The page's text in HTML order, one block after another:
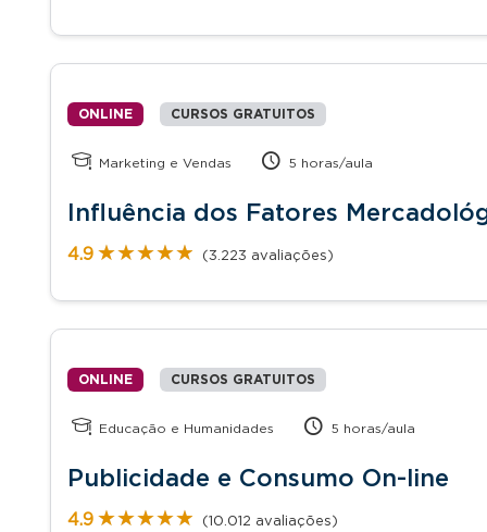
ONLINE CURSOS GRATUITOS
Marketing e Vendas 5 horas/aula
Influência dos Fatores
4.9 ★★★★★
★★★★★ (3.223 avaliações)
ONLINE CURSOS GRATUITOS
Educação e Humanidades 5 horas/aula
Publicidade e Consumo On-line
4.9 ★★★★★
★★★★★ (10.012 avaliações)